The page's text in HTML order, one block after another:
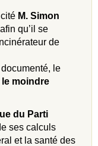
M. Simon
qu’il se
de
documenté, le
le moindre
du Parti
ses calculs
et la santé des